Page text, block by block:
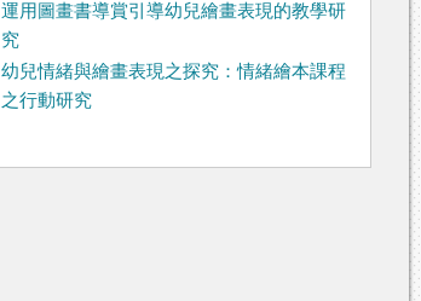
運用圖畫書導賞引導幼兒繪畫表現的教學研
究
幼兒情緒與繪畫表現之探究：情緒繪本課程
之行動研究